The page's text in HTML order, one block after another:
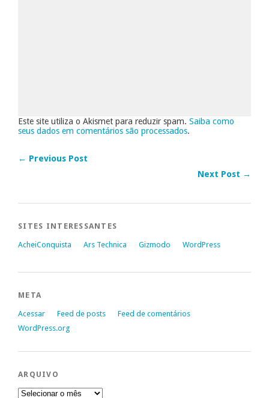
Este site utiliza o Akismet para reduzir spam. Saiba como
seus dados em comentários são processados.
← Previous Post
Next Post →
SITES INTERESSANTES
AcheiConquista Ars Technica Gizmodo WordPress
META
Acessar Feed de posts
Feed de comentários
WordPress.org
ARQUIVO
Arquivo